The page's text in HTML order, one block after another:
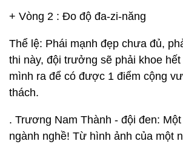
+ Vòng 2 : Đo độ đa-zi-năng
Thể lệ: Phái mạnh đẹp chưa đủ,
thi này, đội trưởng sẽ phải khoe
mình ra để có được 1 điểm cộng
thách.
. Trương Nam Thành - đội đen:
ngành nghề! Từ hình ảnh của một